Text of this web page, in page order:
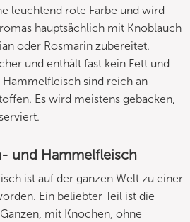
leuchtend rote Farbe und wird
hauptsächlich mit Knoblauch
oder Rosmarin zubereitet.
und enthält fast kein Fett und
sind reich an
Es wird meistens gebacken,
und Hammelfleisch
ist auf der ganzen Welt zu einer
Ein beliebter Teil ist die
mit Knochen, ohne